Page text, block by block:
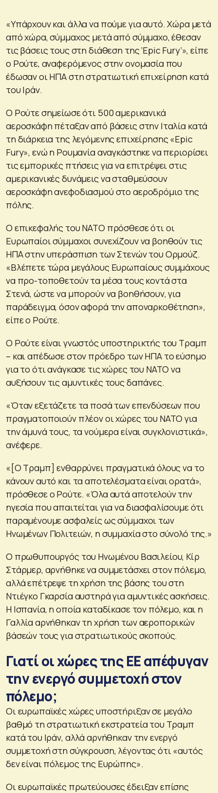
«Υπάρχουν και άλλα να πούμε για αυτό. Χώρα μετά
από χώρα, σύμμαχος μετά από σύμμαχο, έθεσαν
τις βάσεις τους στη διάθεση της ‘Epic Fury’», είπε
ο Ρούτε, αναφερόμενος στην ονομασία που
έδωσαν οι ΗΠΑ στη στρατιωτική επιχείρηση κατά
του Ιράν.
Ο Ρούτε σημείωσε ότι 500 αμερικανικά
αεροσκάφη πέταξαν από βάσεις στην Ιταλία κατά
τη διάρκεια της λεγόμενης επιχείρησης «Epic
Fury», ενώ η Ρουμανία αναγκάστηκε να περιορίσει
τις εμπορικές πτήσεις για να επιτρέψει στις
αμερικανικές δυνάμεις να σταθμεύσουν
αεροσκάφη ανεφοδιασμού στο αεροδρόμιο της
πόλης.
Ο επικεφαλής του ΝΑΤΟ πρόσθεσε ότι οι
Ευρωπαίοι σύμμαχοι συνεχίζουν να βοηθούν τις
ΗΠΑ στην υπεράσπιση των Στενών του Ορμούζ.
«Βλέπετε τώρα μεγάλους Ευρωπαίους συμμάχους
να προ-τοποθετούν τα μέσα τους κοντά στα
Στενά, ώστε να μπορούν να βοηθήσουν, για
παράδειγμα, όσον αφορά την αποναρκοθέτηση»,
είπε ο Ρούτε.
Ο Ρούτε είναι γνωστός υποστηρικτής του Τραμπ
– και απέδωσε στον πρόεδρο των ΗΠΑ το εύσημο
για το ότι ανάγκασε τις χώρες του ΝΑΤΟ να
αυξήσουν τις αμυντικές τους δαπάνες.
«Όταν εξετάζετε τα ποσά των επενδύσεων που
πραγματοποιούν πλέον οι χώρες του ΝΑΤΟ για
την άμυνά τους, τα νούμερα είναι συγκλονιστικά»,
ανέφερε.
«[Ο Τραμπ] ενθαρρύνει πραγματικά όλους να το
κάνουν αυτό και τα αποτελέσματα είναι ορατά»,
πρόσθεσε ο Ρούτε. «Όλα αυτά αποτελούν την
ηγεσία που απαιτείται για να διασφαλίσουμε ότι
παραμένουμε ασφαλείς ως σύμμαχοι των
Ηνωμένων Πολιτειών, η συμμαχία στο σύνολό της.»
Ο πρωθυπουργός του Ηνωμένου Βασιλείου, Κίρ
Στάρμερ, αρνήθηκε να συμμετάσχει στον πόλεμο,
αλλά επέτρεψε τη χρήση της βάσης του στη
Ντιέγκο Γκαρσία αυστηρά για αμυντικές ασκήσεις.
Η Ισπανία, η οποία καταδίκασε τον πόλεμο, και η
Γαλλία αρνήθηκαν τη χρήση των αεροπορικών
βάσεών τους για στρατιωτικούς σκοπούς.
Γιατί οι χώρες της ΕΕ απέφυγαν
την ενεργό συμμετοχή στον
πόλεμο;
Οι ευρωπαϊκές χώρες υποστήριξαν σε μεγάλο
βαθμό τη στρατιωτική εκστρατεία του Τραμπ
κατά του Ιράν, αλλά αρνήθηκαν την ενεργό
συμμετοχή στη σύγκρουση, λέγοντας ότι «αυτός
δεν είναι πόλεμος της Ευρώπης».
Οι ευρωπαϊκές πρωτεύουσες έδειξαν επίσης